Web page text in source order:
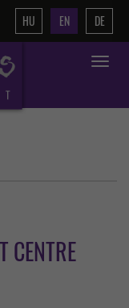
HU EN DE
Toggle
CENTRE